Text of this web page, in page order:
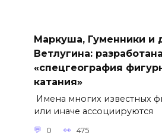
Маркуша, Гуменники и
Ветлугина: разработана
«спецгеография
катания»
Имена многих известных
или иначе ассоциируются
0 475